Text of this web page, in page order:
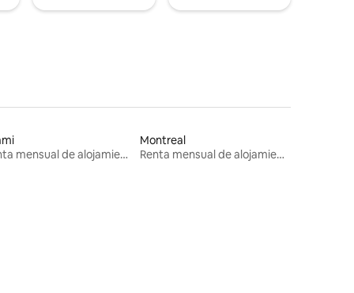
Renta mensual de alojamientos
Montreal
Renta mensual de alojamientos